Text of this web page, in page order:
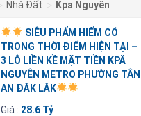
Nhà Đất Kpa Nguyên
SIÊU PHẨM HIẾM CÓ
TRONG THỜI ĐIỂM HIỆN TẠI –
3 LÔ LIỀN KỀ MẶT TIỀN KPĂ
NGUYÊN METRO PHƯỜNG TÂN
AN ĐĂK LĂK
Giá : 28.6 Tỷ